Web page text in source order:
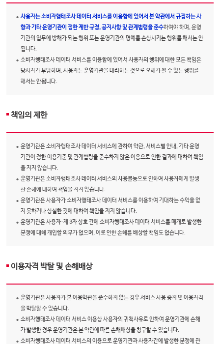
사용자는 소비자행태조사 데이터 서비스를 이용함에 있어서 본 약관에서 규정하는 사
항과 기타 운영기관이 정한 제반 규정, 공지사항 및 관계법령을 준수하여야 하며, 운영
기관의 업무에 방해가 되는 행위 또는 운영기관의 명예를 손상시키는 행위를 해서는 안
됩니다.
소비자행태조사 데이터 서비스를 이용함에 있어서 사용자의 행위에 대한 모든 책임은
당사자가 부담하며, 사용자는 운영기관을 대리하는 것으로 오해가 될 수 있는 행위를
해서는 안됩니다.
책임의 제한
운영기관은 소비자행태조사 데이터 서비스에 관하여 약관, 서비스별 안내, 기타 운영
기관이 정한 이용기준 및 관계법령을 준수하지 않은 이용으로 인한 결과에 대하여 책임
을 지지 않습니다.
운영기관은 소비자행태조사 데이터 서비스의 사용불능으로 인하여 사용자에게 발생
한 손해에 대하여 책임을 지지 않습니다.
운영기관은 사용자가 소비자행태조사 데이터 서비스를 이용하여 기대하는 수익을 얻
지 못하거나 상실한 것에 대하여 책임을 지지 않습니다.
운영기관은 사용자·제 3자 상호 간에 소비자행태조사 데이터 서비스를 매개로 발생한
분쟁에 대해 개입할 의무가 없으며, 이로 인한 손해를 배상할 책임도 없습니다.
이용자격 박탈 및 손해배상
운영기관은 사용자가 본 이용약관을 준수하지 않는 경우 서비스 사용 중지 및 이용자격
을 박탈할 수 있습니다.
소비자행태조사 데이터 서비스 이용상 사용자의 귀책사유로 인하여 운영기관에 손해
가 발생한 경우 운영기관은 본 약관에 따른 손해배상을 청구할 수 있습니다.
소비자행태조사 데이터 서비스의 이용으로 운영기관과 사용자간에 발생한 분쟁에 관